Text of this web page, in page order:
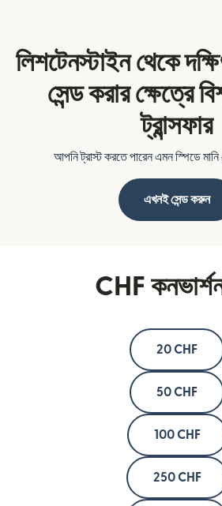
লিশটেনস্টাইন থেকে
সেন্ড করার ক্ষেত্রে
ট্রান্সফার
আপনি ট্রাস্ট করতে পারেন এমন স্পিডে
এখনই সেন্ড করুন
CHF
20 CHF
50 CHF
100 CHF
250 CHF